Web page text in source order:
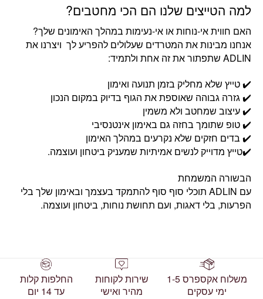
למה הטייצים שלנו הם הכי מחטבים?
האם חווית אי-נוחות או אי-נעימות במהלך האימונים שלך?
אנחנו מבינות את המטרדים שעלולים להפריע לך ויצרנו את
ADLIN שתפתור את זה אחת ולתמיד:
✔️ טייץ שלא מחליק בזמן תנועה ואימון
✔️ גזרה גבוהה שאוספת את הגוף בדיוק במקום הנכון
✔️ עיצוב שמחטב ולא משמין
✔️ טופ שתומך בחזה גם באימון אינטנסיבי
✔️ בדים חזקים שלא נקרעים במהלך האימון
✔️טייץ מדוייק לנשים אמיתיות שמעניק ביטחון ועוצמה.
הבשורה המשמחת
עם ADLIN תוכלי סוף סוף להתמקד בעצמך ובאימון שלך בלי
הפרעות, בלי דאגות, ועם תחושת נוחות, ביטחון ועוצמה.
משלוח אקספרס 1-5
ימי עסקים
שירות לקוחות
מהיר ואישי
החלפות קלות
עד 14 יום